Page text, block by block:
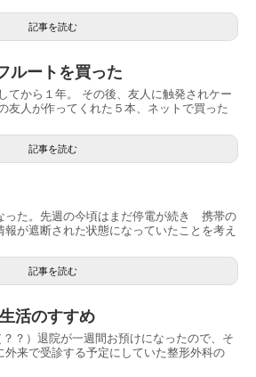
記事を読む
ートを買った
てから１年。 その後、友人に触発されケー
友人が作ってくれた５本、ネットで買った
記事を読む
った。先週の今頃はまだ停電が続き 携帯の
が遮断された状態になっていたことを考え
記事を読む
活のすすめ
？）退院が一週間お預けになったので、そ
外来で受診する予定にしていた整形外科の